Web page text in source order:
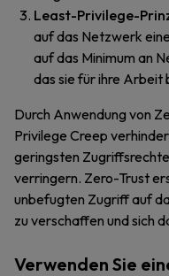
Least-Privilege-
auf das Netzwerk
auf das Minimum an
das sie für ihre Arbeit
Durch Anwendung von
Privilege Creep
geringsten
verringern. Zero-Trust
unbefugten Zugriff auf
zu verschaffen und sich
Verwenden Sie